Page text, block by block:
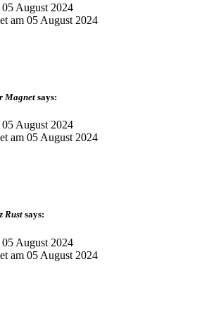
05 August 2024
am 05 August 2024
Magnetsays:
05 August 2024
am 05 August 2024
Rustsays:
05 August 2024
am 05 August 2024